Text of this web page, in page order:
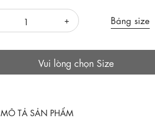
Bảng size
Vui lòng chọn Size
MÔ TẢ SẢN PHẨM